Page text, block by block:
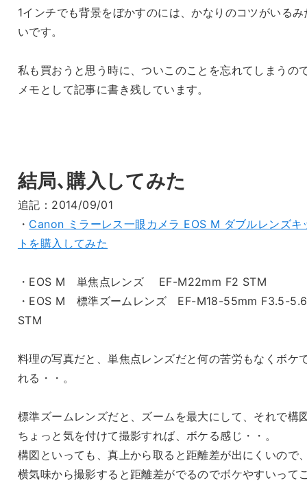
1インチでも背景をぼかすのには、かなりのコツがいるみ
いです。
私も買おうと思う時に、ついこのことを忘れてしまうの
メモとして記事に書き残しています。
結局､購入してみた
追記：2014/09/01
・ Canon ミラーレス一眼カメラ EOS M ダブルレンズキ
トを購入してみた
・EOS M 単焦点レンズ EF-M22mm F2 STM
・EOS M 標準ズームレンズ EF-M18-55mm F3.5-
STM
料理の写真だと、単焦点レンズだと何の苦労もなくボケ
れる・・。
標準ズームレンズだと、ズームを最大にして、それで構
ちょっと気を付けて撮影すれば、ボケる感じ・・。
構図といっても、真上から取ると距離差が出にくいので
横気味から撮影すると距離差がでるのでボケやすいって